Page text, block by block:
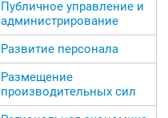
Публичное управление и
администрирование
Развитие персонала
Размещение
производительных сил